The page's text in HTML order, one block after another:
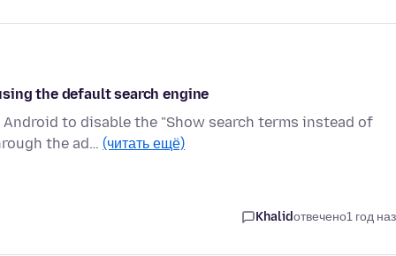
the default search engine
to disable the "Show search terms instead of
the ad… (читать ещё)
Khalidотвечено1 год